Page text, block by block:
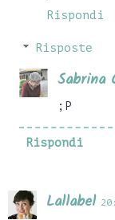
Rispondi
Risposte
Sabrina
;P
Rispondi
Lallabel